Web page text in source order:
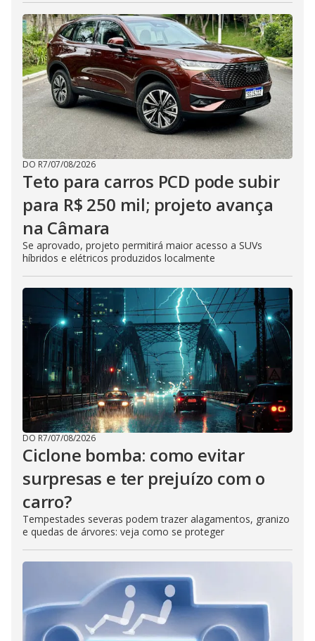
DO R7/07/08/2026
Teto para carros PCD pode subir
para R$ 250 mil; projeto avança
na Câmara
Se aprovado, projeto permitirá maior acesso a SUVs
híbridos e elétricos produzidos localmente
DO R7/07/08/2026
Ciclone bomba: como evitar
surpresas e ter prejuízo com o
carro?
Tempestades severas podem trazer alagamentos, granizo
e quedas de árvores: veja como se proteger